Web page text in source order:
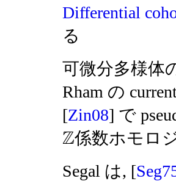
Differential
る
可微分多様体
Rham の
[Zin08] で
Z係数ホモロ
Segal は, [